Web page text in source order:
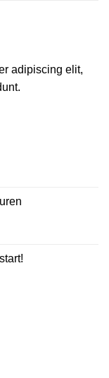
adipiscing elit,